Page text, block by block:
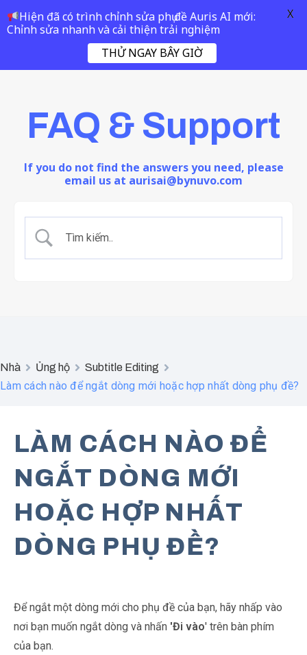
FAQ & Support
If you do not find the answers you need, please
email us at aurisai@bynuvo.com
Nhà Ủng hộ Subtitle Editing
Làm cách nào để ngắt dòng mới hoặc hợp nhất dòng phụ đề?
LÀM CÁCH NÀO ĐỂ
NGẮT DÒNG MỚI
HOẶC HỢP NHẤT
DÒNG PHỤ ĐỀ?
Để ngắt một dòng mới cho phụ đề của bạn, hãy nhấp vào
nơi bạn muốn ngắt dòng và nhấn 'Đi vào' trên bàn phím
của bạn.
Hiện đã có trình chỉnh sửa phụ đề Auris AI mới:
Chỉnh sửa nhanh và cải thiện trải nghiệm
THỬ NGAY BÂY GIỜ
X